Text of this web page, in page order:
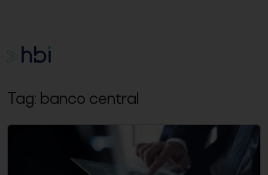
Tag: banco central